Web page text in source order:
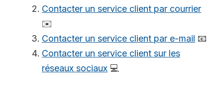
Contacter un service client par courrier
✉️
Contacter un service client par e-mail 📧
Contacter un service client sur les
réseaux sociaux 💻